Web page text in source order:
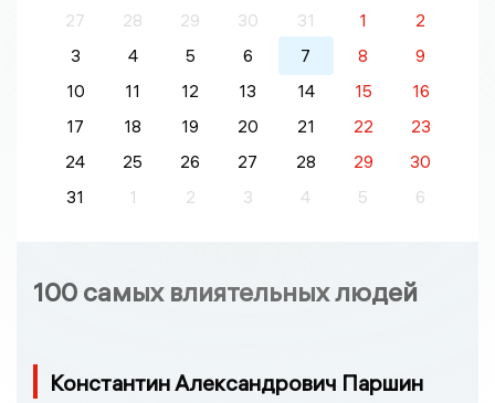
27
28 29 30 31 1
2
3
4 5 6 7 8
9
10
11 12 13 14 15
16
17
18 19 20 21 22
23
24
25 26 27 28 29
30
31
1 2 3 4 5 6
100 самых влиятельных людей
Константин Александрович Паршин